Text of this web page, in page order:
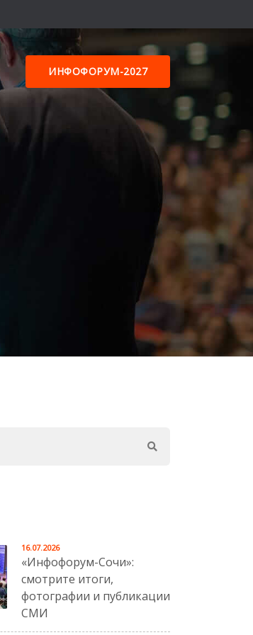
ИНФОФОРУМ-2027
«Инфофорум-Сочи»:
смотрите итоги,
фотографии и публикации
СМИ
16.07.2026